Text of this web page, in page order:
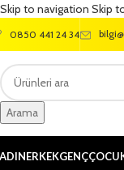
Skip to navigation Skip
0850 441 24 34
Arama
ERKEKGENÇ